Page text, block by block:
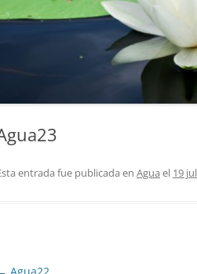
entrada fue publicada en Agua el 19